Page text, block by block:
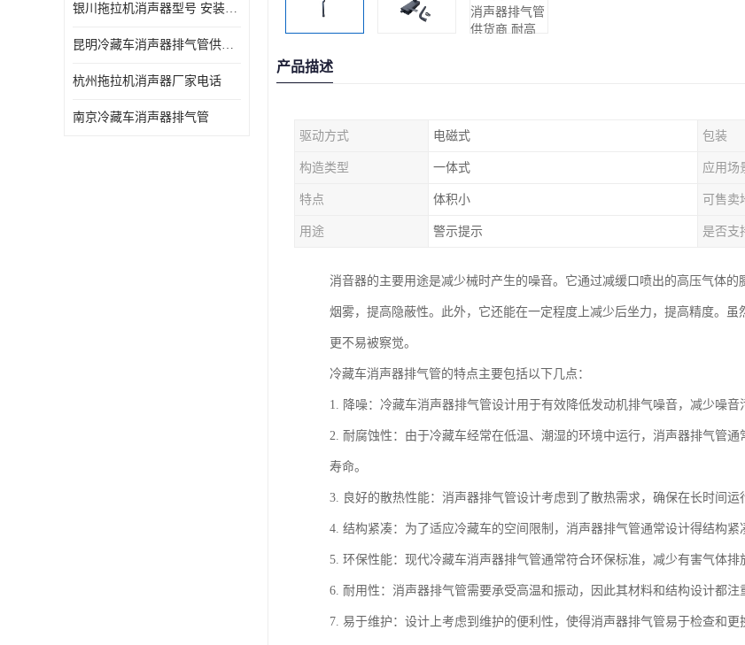
银川拖拉机消声器型号 安装方便
昆明冷藏车消声器排气管供货商 可定制
杭州拖拉机消声器厂家电话
南京冷藏车消声器排气管
产品描述
驱动方式 电磁式 包装
构造类型 一体式 应用场
特点 体积小 可售卖
用途 警示提示 是否支
消音器的主要用途是减少械时产生的噪音。它通过减缓口喷出的高压气体
烟雾，提高隐蔽性。此外，它还能在一定程度上减少后坐力，提高精度。
更不易被察觉。
冷藏车消声器排气管的特点主要包括以下几点：
1. 降噪：冷藏车消声器排气管设计用于有效降低发动机排气噪音，减少噪音
2. 耐腐蚀性：由于冷藏车经常在低温、潮湿的环境中运行，消声器排气管
寿命。
3. 良好的散热性能：消声器排气管设计考虑到了散热需求，确保在长时间运
4. 结构紧凑：为了适应冷藏车的空间限制，消声器排气管通常设计得结构紧
5. 环保性能：现代冷藏车消声器排气管通常符合环保标准，减少有害气体排
6. 耐用性：消声器排气管需要承受高温和振动，因此其材料和结构设计都注
7. 易于维护：设计上考虑到维护的便利性，使得消声器排气管易于检查和更